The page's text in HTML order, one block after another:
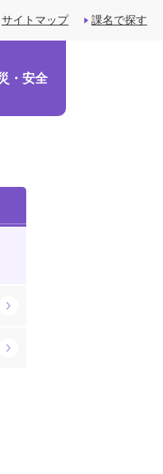
サイトマップ 課名で探す
・安全